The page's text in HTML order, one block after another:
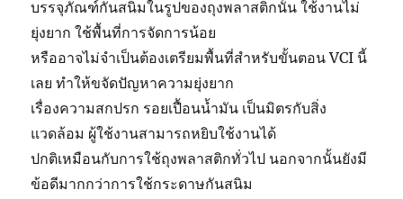
บรรจุภัณฑ์กันสนิมในรูปของถุงพลาสติกนั้น ใช้งานไม่
ยุ่งยาก ใช้พื้นที่การจัดการน้อย
หรืออาจไม่จำเป็นต้องเตรียมพื้นที่สำหรับขั้นตอน VCI นี้
เลย ทำให้ขจัดปัญหาความยุ่งยาก
เรื่องความสกปรก รอยเปื้อนน้ำมัน เป็นมิตรกับสิ่ง
แวดล้อม ผู้ใช้งานสามารถหยิบใช้งานได้
ปกติเหมือนกับการใช้ถุงพลาสติกทั่วไป นอกจากนั้นยังมี
ข้อดีมากกว่าการใช้กระดาษกันสนิม